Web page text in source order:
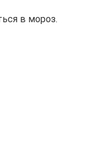
в мороз.